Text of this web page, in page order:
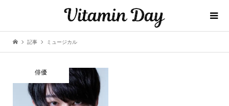
記事 ミュージカル
俳優